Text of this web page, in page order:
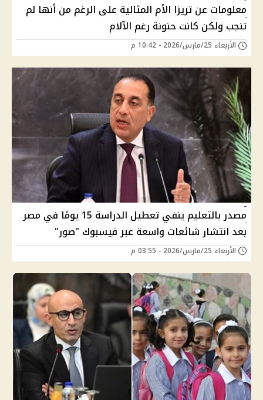
معلومات عن تريزا الأم المثالية على الرغم من أنها لم
تنجب ولكن كانت حنونة رغم الآلام
الأربعاء 25/مارس/2026 - 10:42 م
مصدر بالتعليم ينفي تعطيل الدراسة 15 يومًا في مصر
بعد انتشار شائعات واسعة عبر فيسبوك "صور"
الأربعاء 25/مارس/2026 - 03:55 م